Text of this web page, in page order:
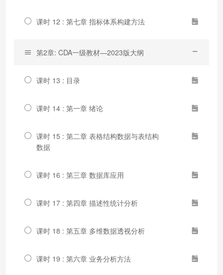
课时 12 : 第七章 指标体系构建方法
第2章: CDA一级教材—2023版大纲
课时 13 : 目录
课时 14 : 第一章 绪论
课时 15 : 第二章 表格结构数据与表结构
数据
课时 16 : 第三章 数据库应用
课时 17 : 第四章 描述性统计分析
课时 18 : 第五章 多维数据透视分析
课时 19 : 第六章 业务分析方法